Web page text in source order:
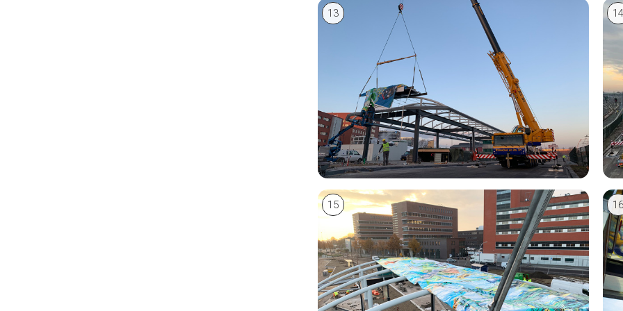
13 14
15 16